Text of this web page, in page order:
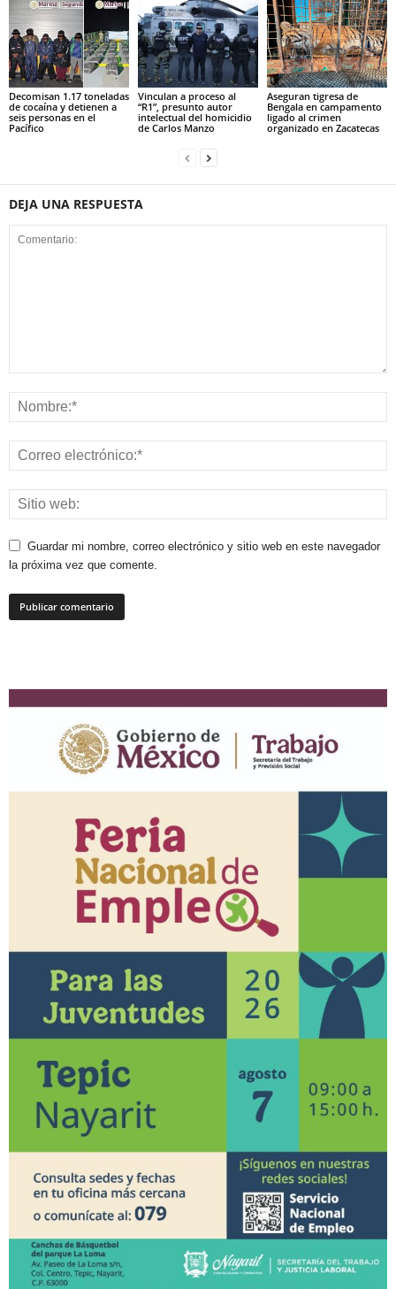
Decomisan 1.17 toneladas
de cocaína y detienen a
seis personas en el
Pacífico
Vinculan a proceso al
“R1”, presunto autor
intelectual del homicidio
de Carlos Manzo
Aseguran tigresa de
Bengala en campamento
ligado al crimen
organizado en Zacatecas
DEJA UNA RESPUESTA
Guardar mi nombre, correo electrónico y sitio web en este navegador
la próxima vez que comente.